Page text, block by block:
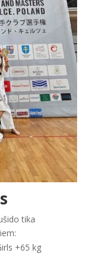
tika
+65 kg